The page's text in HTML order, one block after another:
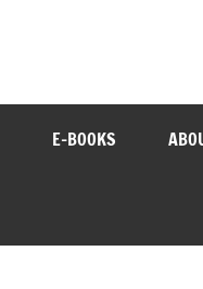
E-BOOKS